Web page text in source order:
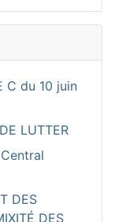
C du 10 juin
LUTTER
DES
DES